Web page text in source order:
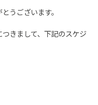
うございます。
きまして、下記のスケジ